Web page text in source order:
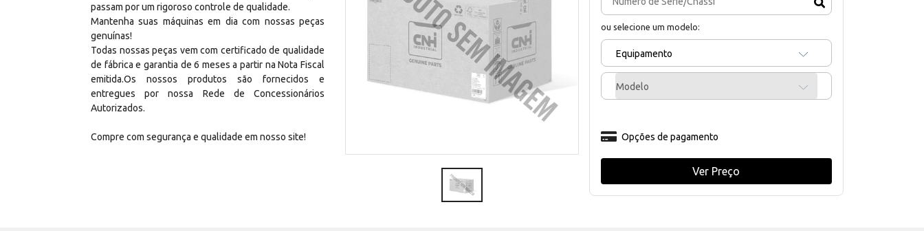
passam por um rigoroso controle de qualidade.
Mantenha suas máquinas em dia com nossas peças
genuínas!
Todas nossas peças vem com certificado de qualidade
de fábrica e garantia de 6 meses a partir na Nota Fiscal
emitida.Os nossos produtos são fornecidos e
entregues por nossa Rede de Concessionários
Autorizados.
Compre com segurança e qualidade em nosso site!
ou selecione um modelo:
Equipamento
Modelo
Opções de pagamento
Ver Preço